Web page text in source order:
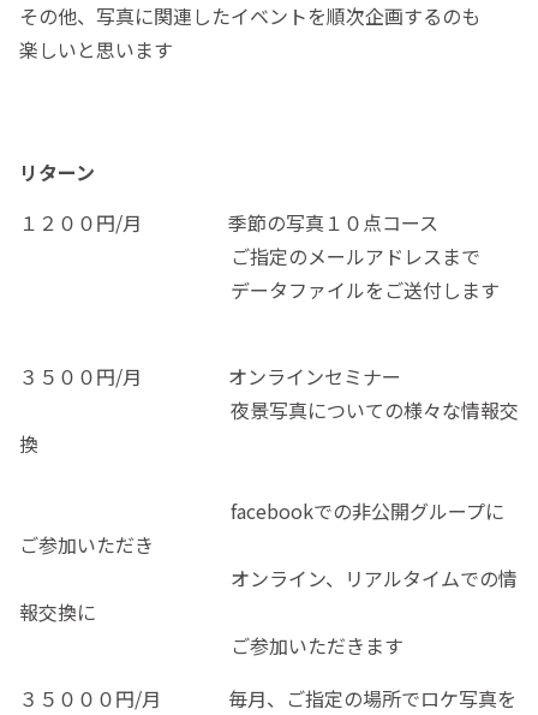
その他、写真に関連したイベントを順次企画するのも
楽しいと思います
リターン
１２００円/月 季節の写真１０点コース
ご指定のメールアドレスまで
データファイルをご送付します
３５００円/月 オンラインセミナー
夜景写真についての様々な情報交
換
facebookでの非公開グループに
ご参加いただき
オンライン、リアルタイムでの情
報交換に
ご参加いただきます
３５０００円/月 毎月、ご指定の場所でロケ写真を